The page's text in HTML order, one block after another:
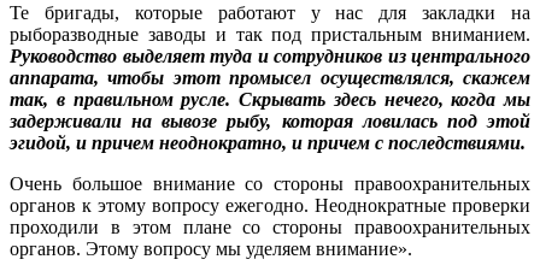
Те бригады, которые работают у нас для закладки на
рыборазводные заводы и так под пристальным вниманием.
Руководство выделяет туда и сотрудников из центрального
аппарата, чтобы этот промысел осуществлялся, скажем
так, в правильном русле. Скрывать здесь нечего, когда мы
задерживали на вывозе рыбу, которая ловилась под этой
эгидой, и причем неоднократно, и причем с последствиями.
Очень большое внимание со стороны правоохранительных
органов к этому вопросу ежегодно. Неоднократные проверки
проходили в этом плане со стороны правоохранительных
органов. Этому вопросу мы уделяем внимание».